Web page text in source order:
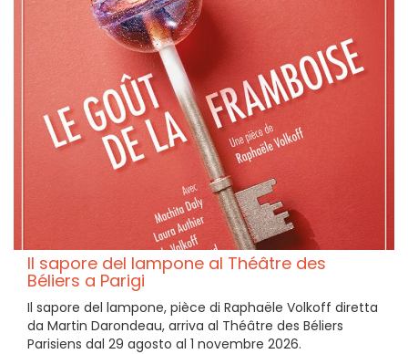
Il sapore del lampone al Théâtre des
Béliers a Parigi
Il sapore del lampone, pièce di Raphaële Volkoff diretta
da Martin Darondeau, arriva al Théâtre des Béliers
Parisiens dal 29 agosto al 1 novembre 2026.